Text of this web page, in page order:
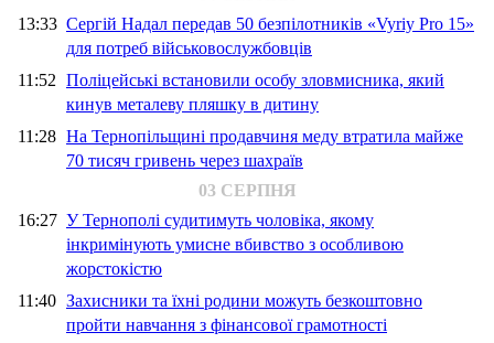
13:33 Сергій Надал передав 50 безпілотників «Vyriy Pro 15»
для потреб військовослужбовців
11:52 Поліцейські встановили особу зловмисника, який
кинув металеву пляшку в дитину
11:28 На Тернопільщині продавчиня меду втратила майже
70 тисяч гривень через шахраїв
03 СЕРПНЯ
16:27 У Тернополі судитимуть чоловіка, якому
інкримінують умисне вбивство з особливою
жорстокістю
11:40 Захисники та їхні родини можуть безкоштовно
пройти навчання з фінансової грамотності